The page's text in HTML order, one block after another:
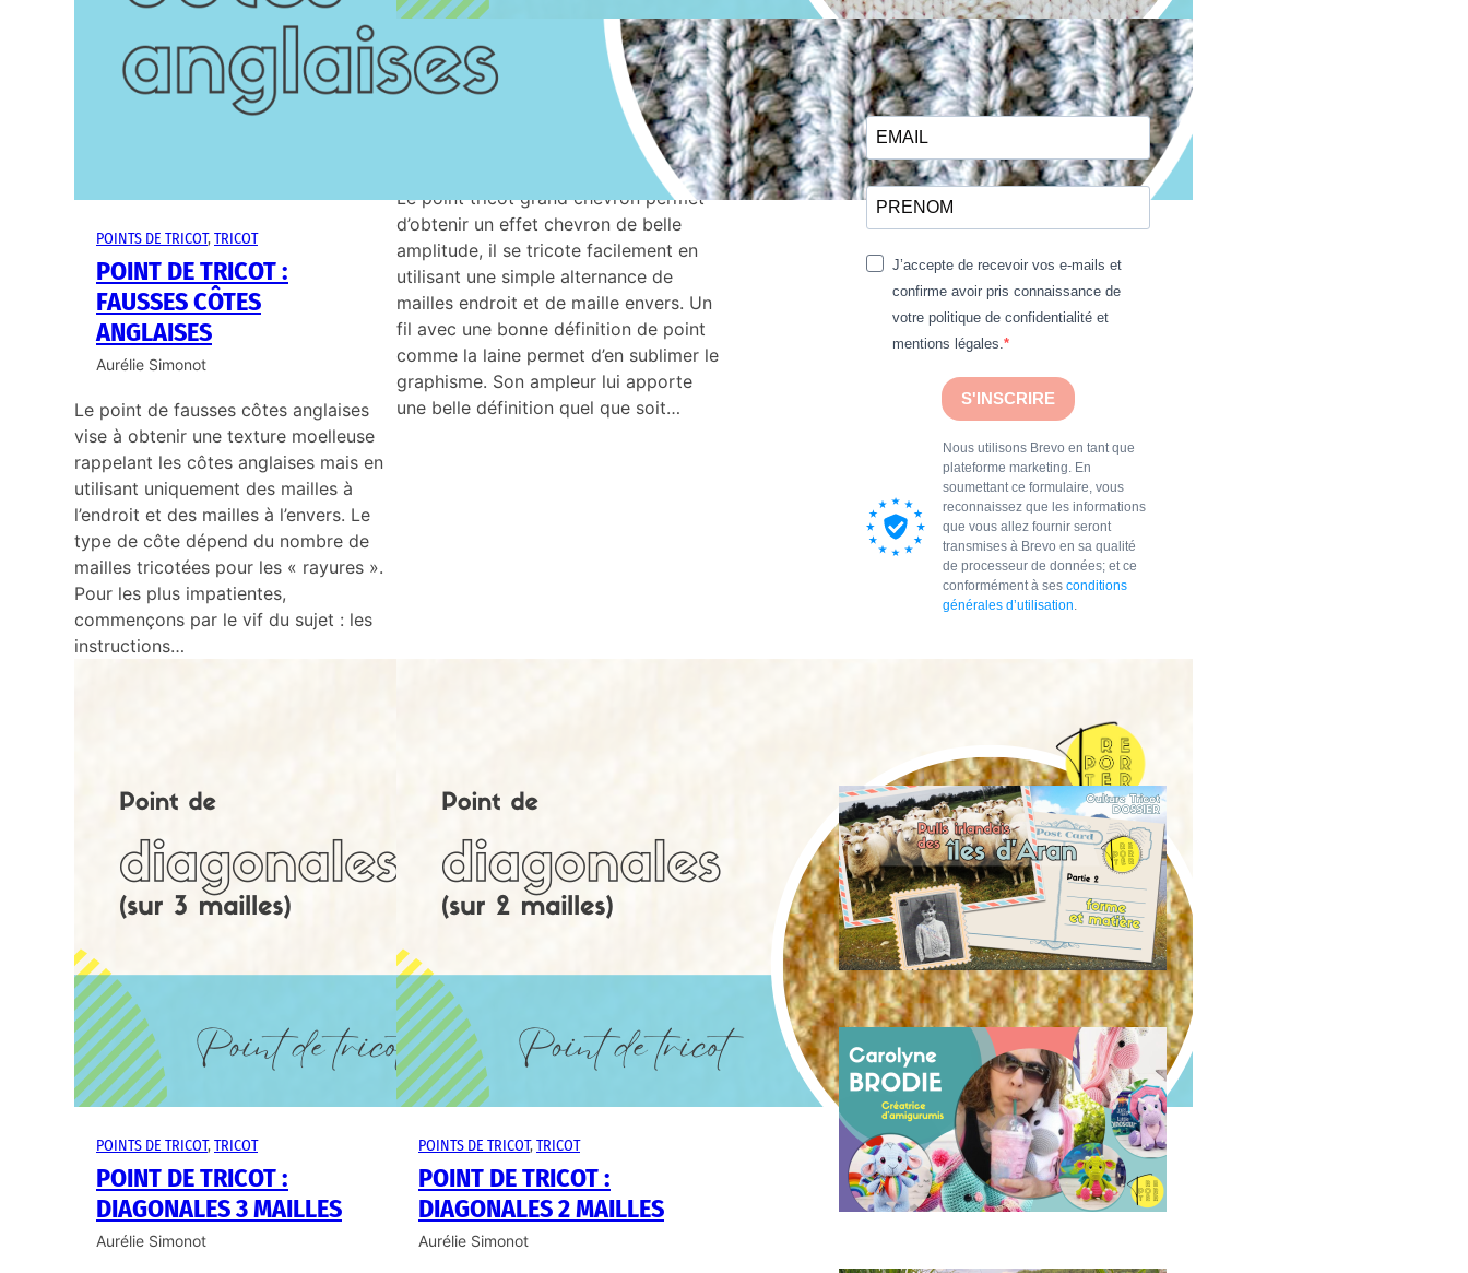
POINTS DE TRICOT, TRICOT
POINT DE TRICOT :
FAUSSES CÔTES
ANGLAISES
Aurélie Simonot
Le point de fausses côtes anglaises
vise à obtenir une texture moelleuse
rappelant les côtes anglaises mais en
utilisant uniquement des mailles à
l’endroit et des mailles à l’envers. Le
type de côte dépend du nombre de
mailles tricotées pour les « rayures ».
Pour les plus impatientes,
commençons par le vif du sujet : les
instructions…
POINTS DE TRICOT
POINT TRICOT : GRAND
Le point tricot grand chevron permet
d’obtenir un effet chevron de belle
amplitude, il se tricote facilement en
utilisant une simple alternance de
mailles endroit et de maille envers. Un
fil avec une bonne définition de point
comme la laine permet d’en sublimer le
graphisme. Son ampleur lui apporte
une belle définition quel que soit…
POINTS DE TRICOT, TRICOT
POINT DE TRICOT :
DIAGONALES 3 MAILLES
Aurélie Simonot
POINTS DE TRICOT, TRICOT
POINT DE TRICOT :
DIAGONALES 2 MAILLES
Aurélie Simonot
J’accepte de recevoir vos e-mails et
confirme avoir pris connaissance de
votre politique de confidentialité et
mentions légales.
S'INSCRIRE
Nous utilisons Brevo en tant que
plateforme marketing. En
soumettant ce formulaire, vous
reconnaissez que les informations
que vous allez fournir seront
transmises à Brevo en sa qualité
de processeur de données; et ce
conformément à ses conditions
générales d’utilisation.
Forme et matière des
pulls irlandais d’Aran
Carolyne Brodie
créatrice
d’amigurumis